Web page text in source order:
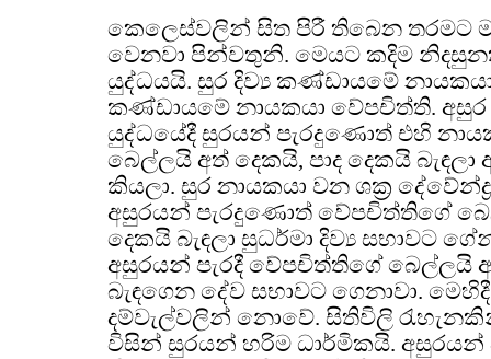
කෙලෙස්වලින් සිත පිරී තිබෙන තරමට
වෙනවා පින්වතුනි. මෙයට කදිම
යුද්ධයයි. සුර දිව්‍ය කණ්ඩායමේ නායකයා
කණ්ඩායමේ නායකයා වේපචිත්ති. අසුර
යුද්ධයේදී සුරයන් පැරදුණොත් එහි
බෙල්ලයි අත් දෙකයි, පාද දෙකයි
කියලා. සුර නායකයා වන ශක්‍ර
අසුරයන් පැරදුණොත් වේපචිත්තිගේ
දෙකයි බැඳලා සුධර්මා දිව්‍ය සභාවට
අසුරයන් පැරදී වේපචිත්තිගේ බෙල්ලයි
බැඳගෙන දේව සභාවට ගෙනාවා.
දම්වැල්වලින් නොවේ. සිතිවිලි
විසින් සුරයන් හරිම ධාර්මිකයි. අසුරයන්